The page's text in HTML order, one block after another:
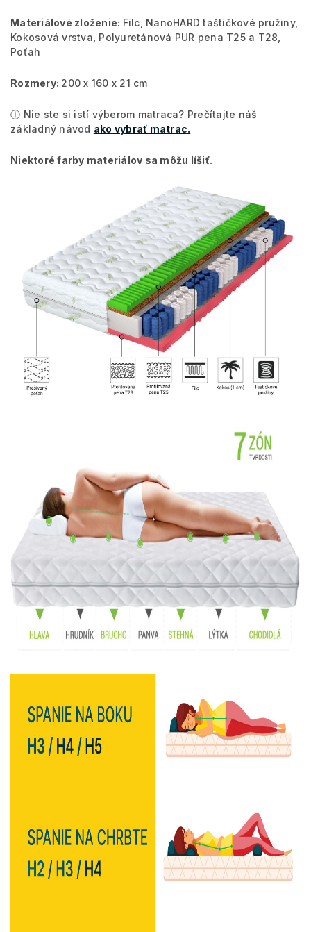
Materiálové zloženie: Filc, NanoHARD taštičkové pružiny,
Kokosová vrstva, Polyuretánová PUR pena T25 a T28,
Poťah
Rozmery: 200 x 160 x 21 cm
ⓘ Nie ste si istí výberom matraca? Prečítajte náš
základný návod ako vybrať matrac.
Niektoré farby materiálov sa môžu líšiť.